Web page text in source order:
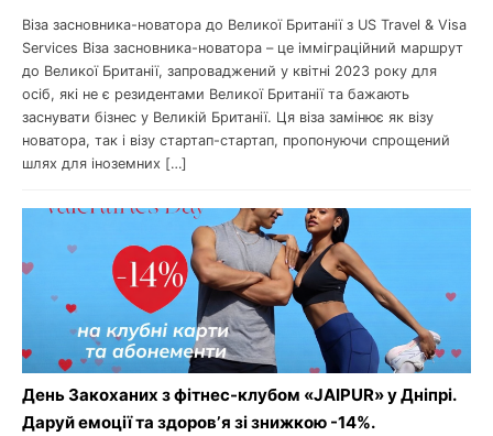
Віза засновника-новатора до Великої Британії з US Travel & Visa
Services Віза засновника-новатора – це імміграційний маршрут
до Великої Британії, запроваджений у квітні 2023 року для
осіб, які не є резидентами Великої Британії та бажають
заснувати бізнес у Великій Британії. Ця віза замінює як візу
новатора, так і візу стартап-стартап, пропонуючи спрощений
шлях для іноземних […]
День Закоханих з фітнес-клубом «JAIPUR» у Дніпрі.
Даруй емоції та здоровʼя зі знижкою -14%.